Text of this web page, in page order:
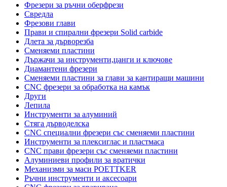
Фрезери за ръчни оберфрези
Свредла
Фрезови глави
Прави и спирални фрезери Solid carbide
Длета за дърворезба
Сменяеми пластини
Държачи за инструменти,цанги и ключове
Диамантени фрезери
Сменяеми пластини за глави за кантиращи машини
CNC фрезери за обработка на камък
Други
Лепила
Инструменти за алуминий
Стяга дърводелска
CNC специални фрезери със сменяеми пластини
Инструменти за плексиглас и пластмаса
CNC прави фрезери със сменяеми пластини
Алуминиеви профили за вратички
Механизми за маси POETTKER
Ръчни инструменти и аксесоари